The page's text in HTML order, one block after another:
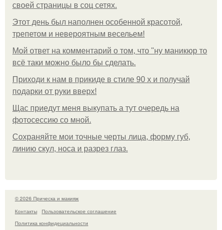
своей страницы в соц сетях.
Этот день был наполнен особенной красотой,
трепетом и невероятным весельем!
Мой ответ на комментарий о том, что "ну маникюр то
всё таки можно было бы сделать.
Приходи к нам в прикиде в стиле 90 х и получай
подарки от руки вверх!
Щас приедут меня выкупать а тут очередь на
фотосессию со мной.
Сохраняйте мои точные черты лица, форму губ,
линию скул, носа и разрез глаз.
© 2026 Прическа и макияж
Контакты
Пользовательское соглашение
Политика конфидециальности